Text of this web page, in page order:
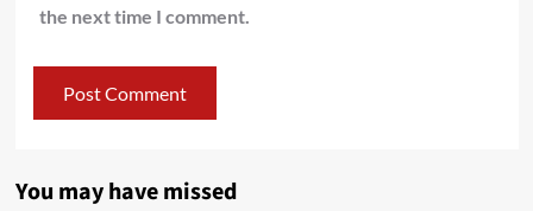
the next time I comment.
You may have missed